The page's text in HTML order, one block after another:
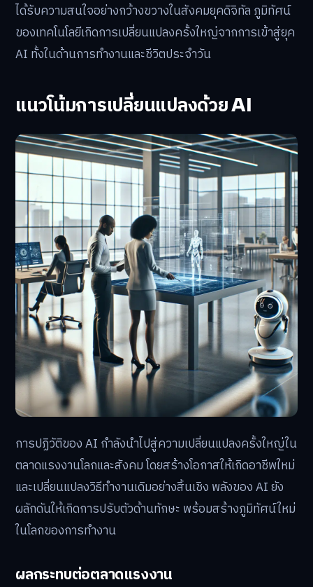
ได้รับความสนใจอย่างกว้างขวางในสังคมยุคดิจิทัล ภูมิทัศน์
ของเทคโนโลยีเกิดการเปลี่ยนแปลงครั้งใหญ่จากการเข้าสู่ยุค
AI ทั้งในด้านการทำงานและชีวิตประจำวัน
แนวโน้มการเปลี่ยนแปลงด้วย AI
การปฏิวัติของ AI กำลังนำไปสู่ความเปลี่ยนแปลงครั้งใหญ่ใน
ตลาดแรงงานโลกและสังคม โดยสร้างโอกาสให้เกิดอาชีพใหม่
และเปลี่ยนแปลงวิธีทำงานเดิมอย่างสิ้นเชิง พลังของ AI ยัง
ผลักดันให้เกิดการปรับตัวด้านทักษะ พร้อมสร้างภูมิทัศน์ใหม่
ในโลกของการทำงาน
ผลกระทบต่อตลาดแรงงาน